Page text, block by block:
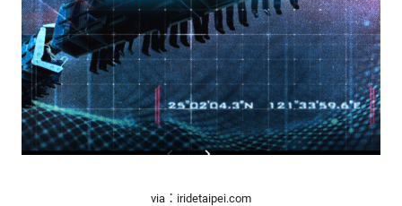
via：iridetaipei.com